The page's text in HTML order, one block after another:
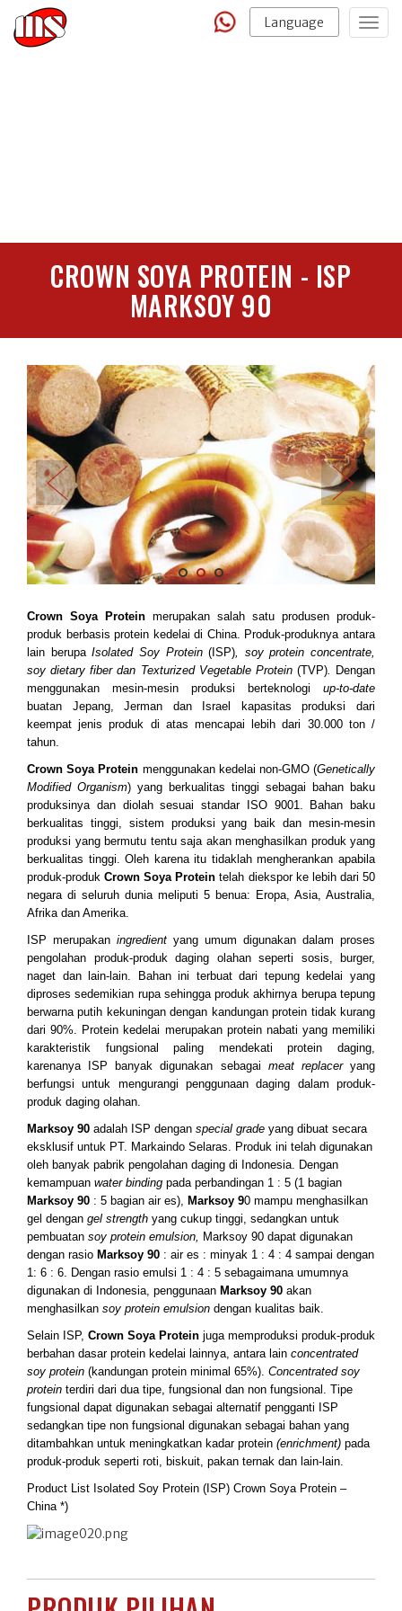
Language
CROWN SOYA PROTEIN - ISP
MARKSOY 90
Crown Soya Protein merupakan salah satu produsen produk-
produk berbasis protein kedelai di China. Produk-produknya antara
lain berupaIsolated Soy Protein(ISP), soy protein concentrate,
soy dietary fiber dan Texturized Vegetable Protein (TVP). Dengan
menggunakan mesin-mesin produksi berteknologi up-to-date
buatan Jepang, Jerman dan Israel kapasitas produksi dari
keempat jenis produk di atas mencapai lebih dari 30.000 ton /
tahun.
Crown Soya Protein menggunakan kedelai non-GMO (Genetically
Modified Organism) yang berkualitas tinggi sebagai bahan baku
produksinya dan diolah sesuai standar ISO 9001. Bahan baku
berkualitas tinggi, sistem produksi yang baik dan mesin-mesin
produksi yang bermutu tentu saja akan menghasilkan produk yang
berkualitas tinggi. Oleh karena itu tidaklah mengherankan apabila
produk-produkCrown Soya Proteintelah diekspor ke lebih dari 50
negara di seluruh dunia meliputi 5 benua: Eropa, Asia, Australia,
Afrika dan Amerika.
ISP merupakan ingredient yang umum digunakan dalam proses
pengolahan produk-produk daging olahan seperti sosis, burger,
naget dan lain-lain. Bahan ini terbuat dari tepung kedelai yang
diproses sedemikian rupa sehingga produk akhirnya berupa tepung
berwarna putih kekuningan dengan kandungan protein tidak kurang
dari 90%. Protein kedelai merupakan protein nabati yang memiliki
karakteristik fungsional paling mendekati protein daging,
karenanya ISP banyak digunakan sebagai meat replaceryang
berfungsi untuk mengurangi penggunaan daging dalam produk-
produk daging olahan.
Marksoy 90 adalah ISP dengan special grade yang dibuat secara
eksklusif untuk PT. Markaindo Selaras. Produk ini telah digunakan
oleh banyak pabrik pengolahan daging di Indonesia. Dengan
kemampuan water binding pada perbandingan 1 : 5 (1 bagian
Marksoy 90 : 5 bagian air es), Marksoy 90 mampu menghasilkan
gel dengan gel strength yang cukup tinggi, sedangkan untuk
pembuatan soy protein emulsion, Marksoy 90 dapat digunakan
dengan rasio Marksoy 90 : air es : minyak 1 : 4 : 4 sampai dengan
1: 6 : 6. Dengan rasio emulsi 1 : 4 : 5 sebagaimana umumnya
digunakan di Indonesia, penggunaan Marksoy 90 akan
menghasilkan soy protein emulsion dengan kualitas baik.
Selain ISP, Crown Soya Protein juga memproduksi produk-produk
berbahan dasar protein kedelai lainnya, antara lain concentrated
soy protein (kandungan protein minimal 65%). Concentrated soy
protein terdiri dari dua tipe, fungsional dan non fungsional. Tipe
fungsional dapat digunakan sebagai alternatif pengganti ISP
sedangkan tipe non fungsional digunakan sebagai bahan yang
ditambahkan untuk meningkatkan kadar protein (enrichment) pada
produk-produk seperti roti, biskuit, pakan ternak dan lain-lain.
Product List Isolated Soy Protein (ISP) Crown Soya Protein –
China *)